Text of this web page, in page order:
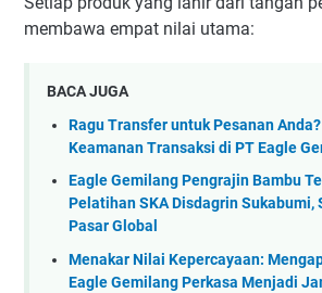
membawa empat nilai utama:
BACA JUGA
Ragu Transfer untuk Pesanan
Keamanan Transaksi di PT Eagle
Eagle Gemilang Pengrajin Bambu
Pelatihan SKA Disdagrin Sukabumi,
Pasar Global
Menakar Nilai Kepercayaan:
Eagle Gemilang Perkasa Menjadi